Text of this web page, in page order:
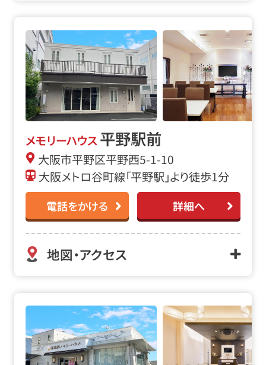
メモリーハウス平野駅前
大阪市平野区平野西5-1-10
大阪メトロ谷町線「平野駅」より徒歩1分
電話をかける 詳細へ
地図・アクセス